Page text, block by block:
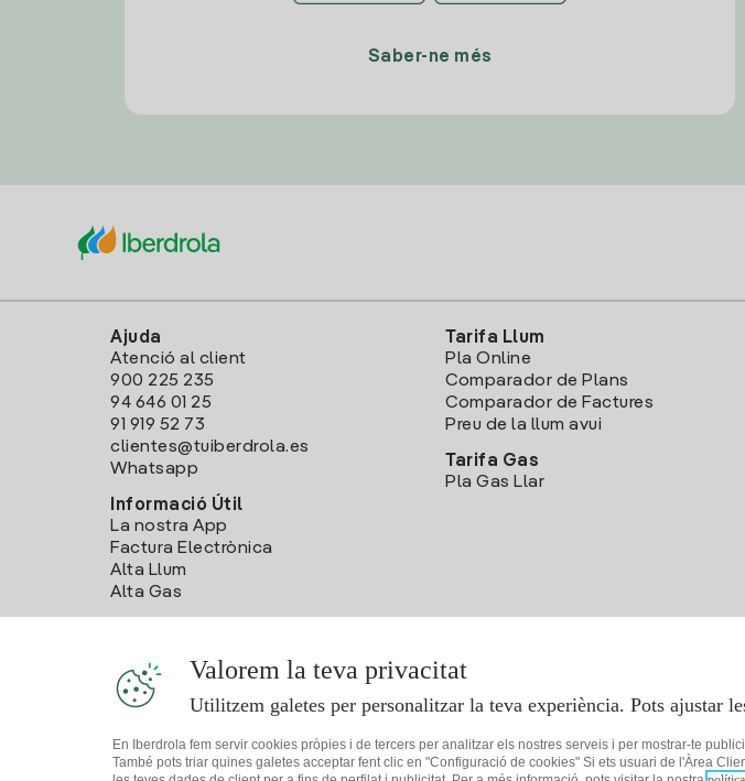
Saber-ne més
Ajuda
Atenció al client
900 225 235
94 646 01 25
91 919 52 73
clientes@tuiberdrola.es
Whatsapp
Informació Útil
La nostra App
Factura Electrònica
Alta Llum
Alta Gas
Tarifa Llum
Pla Online
Comparador de Plans
Comparador de Factures
Preu de la llum avui
Tarifa Gas
Pla Gas Llar
Valorem la teva privacitat
Utilitzem galetes per personalitzar la teva experiència. Pots ajustar
En Iberdrola fem servir cookies pròpies i de tercers per analitzar els nostres serveis i per mostrar-te
També pots triar quines galetes acceptar fent clic en "Configuració de cookies" Si ets usuari de l'Àrea